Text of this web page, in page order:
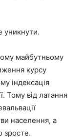
уникнути.
майбутньому
курсу
індексація
Тому від латання
населення, а
зросте.